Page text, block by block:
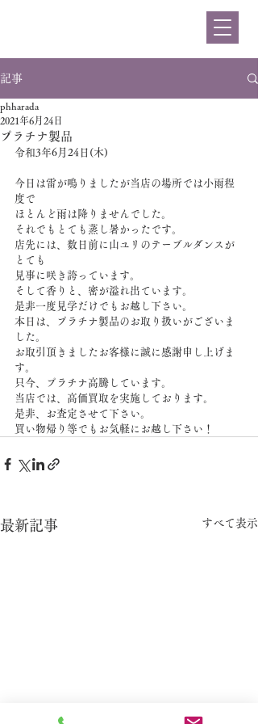
記事
プラチナ製品
phharada
2021年6月24日
令和3年6月24日(木)
今日は雷が鳴りましたが当店の場所では小雨程
度で
ほとんど雨は降りませんでした。
それでもとても蒸し暑かったです。
店先には、数日前に山ユリのテーブルダンスが
とても
見事に咲き誇っています。
そして香りと、密が溢れ出ています。
是非一度見学だけでもお越し下さい。
本日は、プラチナ製品のお取り扱いがございま
した。
お取引頂きましたお客様に誠に感謝申し上げま
す。
只今、プラチナ高騰しています。
当店では、高価買取を実施しております。
是非、お査定させて下さい。
買い物帰り等でもお気軽にお越し下さい！
最新記事 すべて表示